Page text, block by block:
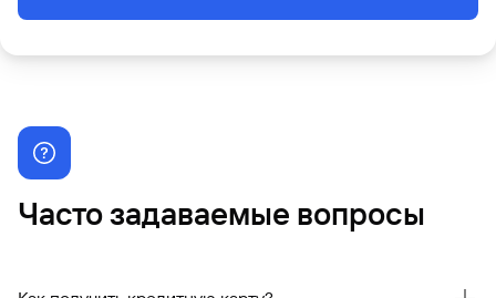
Часто задаваемые вопросы